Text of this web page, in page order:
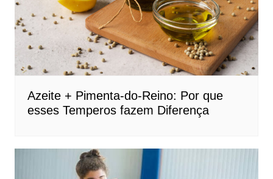
Azeite + Pimenta-do-Reino: Por que
esses Temperos fazem Diferença